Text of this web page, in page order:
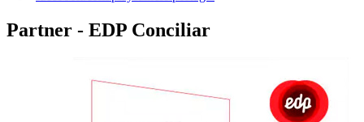
Partner - EDP Conciliar